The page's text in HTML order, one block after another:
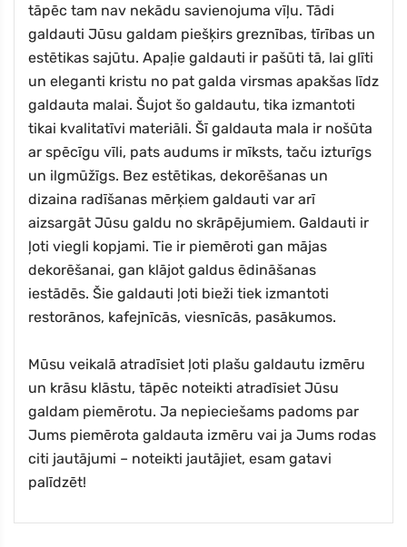
tāpēc tam nav nekādu savienojuma vīļu. Tādi
galdauti Jūsu galdam piešķirs greznības, tīrības un
estētikas sajūtu. Apaļie galdauti ir pašūti tā, lai glīti
un eleganti kristu no pat galda virsmas apakšas līdz
galdauta malai. Šujot šo galdautu, tika izmantoti
tikai kvalitatīvi materiāli. Šī galdauta mala ir nošūta
ar spēcīgu vīli, pats audums ir mīksts, taču izturīgs
un ilgmūžīgs. Bez estētikas, dekorēšanas un
dizaina radīšanas mērķiem galdauti var arī
aizsargāt Jūsu galdu no skrāpējumiem. Galdauti ir
ļoti viegli kopjami. Tie ir piemēroti gan mājas
dekorēšanai, gan klājot galdus ēdināšanas
iestādēs. Šie galdauti ļoti bieži tiek izmantoti
restorānos, kafejnīcās, viesnīcās, pasākumos.
Mūsu veikalā atradīsiet ļoti plašu galdautu izmēru
un krāsu klāstu, tāpēc noteikti atradīsiet Jūsu
galdam piemērotu. Ja nepieciešams padoms par
Jums piemērota galdauta izmēru vai ja Jums rodas
citi jautājumi – noteikti jautājiet, esam gatavi
palīdzēt!